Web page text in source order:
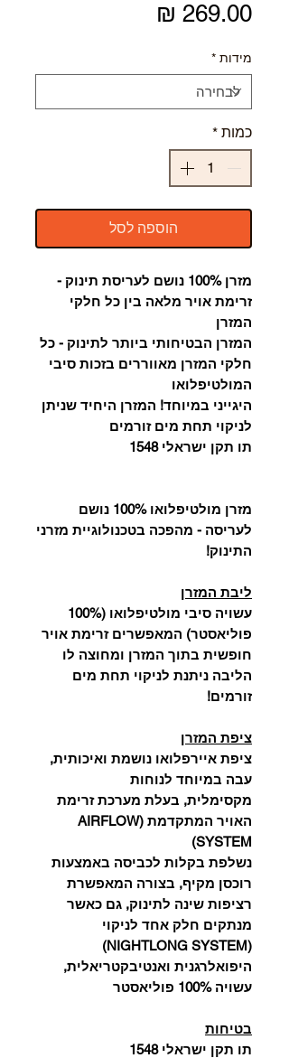
מידות *
כמות *
הוספה לסל
מזרן 100% נושם לעריסת תינוק -
זרימת אויר מלאה בין כל חלקי
המזרן
המזרן הבטיחותי ביותר לתינוק - כל
חלקי המזרן מאווררים בזכות סיבי
המולטיפלואו
היגייני במיוחד! המזרן היחיד שניתן
לניקוי תחת מים זורמים
תו תקן ישראלי 1548
מזרן מולטיפלואו 100% נושם
לעריסה - מהפכה בטכנולוגיית מזרני
התינוק!
ליבת המזרן
עשויה סיבי מולטיפלואו (100%
פוליאסטר) המאפשרים זרימת אויר
חופשית בתוך המזרן ומחוצה לו
הליבה ניתנת לניקוי תחת מים
זורמים!
ציפת המזרן
ציפת איירפלואו נושמת ואיכותית,
עבה במיוחד לנוחות
מקסימלית, בעלת מערכת זרימת
האויר המתקדמת (AIRFLOW
SYSTEM)
נשלפת בקלות לכביסה באמצעות
רוכסן מקיף, בצורה המאפשרת
רציפות שינה לתינוק, גם כאשר
מנתקים חלק אחד לניקוי
(NIGHTLONG SYSTEM)
היפואלרגנית ואנטיבקטריאלית,
עשויה 100% פוליאסטר
בטיחות
תו תקן ישראלי 1548